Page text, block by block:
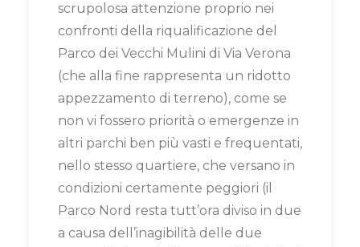
scrupolosa attenzione proprio nei
confronti della riqualificazione del
Parco dei Vecchi Mulini di Via Verona
(che alla fine rappresenta un ridotto
appezzamento di terreno), come se
non vi fossero priorità o emergenze in
altri parchi ben più vasti e frequentati,
nello stesso quartiere, che versano in
condizioni certamente peggiori (il
Parco Nord resta tutt’ora diviso in due
a causa dell’inagibilità delle due